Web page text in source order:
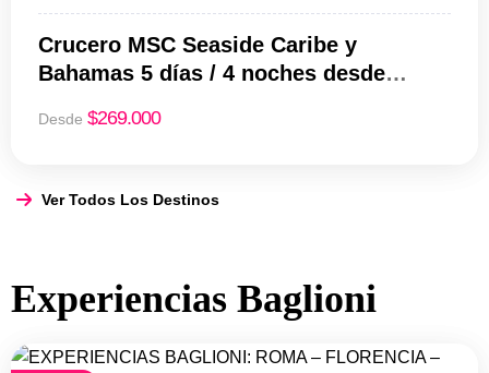
Ver Todos Los Destinos
Crucero MSC Seaside Caribe y
Bahamas 5 días / 4 noches desde
Desde $269.000
Experiencias Baglioni